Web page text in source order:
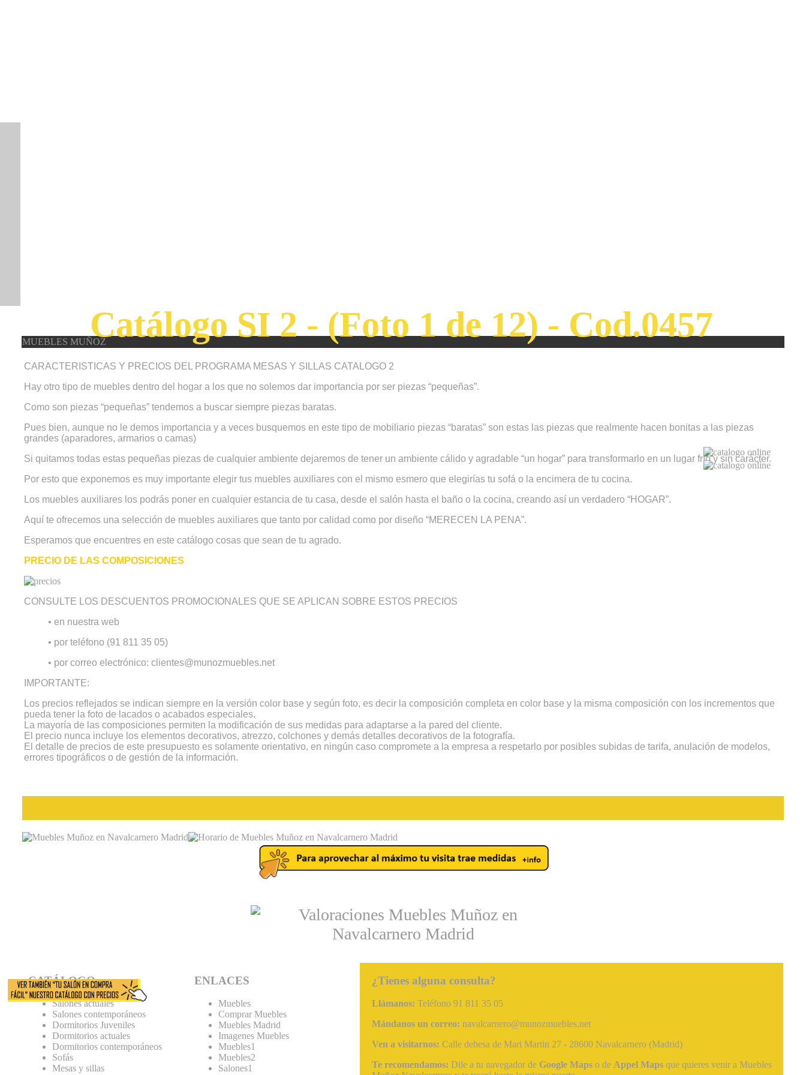
Catálogo SI 2 - (Foto 1 de 12) - Cod.0457
MUEBLES MUÑOZ
CARACTERISTICAS Y PRECIOS DEL PROGRAMA MESAS Y SILLAS CATALOGO 2
Hay otro tipo de muebles dentro del hogar a los que no solemos dar importancia por ser piezas “pequeñas”.
Como son piezas “pequeñas” tendemos a buscar siempre piezas baratas.
Pues bien, aunque no le demos importancia y a veces busquemos en este tipo de mobiliario piezas “baratas” son estas las piezas que realmente hacen bonitas a las piezas
grandes (aparadores, armarios o camas)
Si quitamos todas estas pequeñas piezas de cualquier ambiente dejaremos de tener un ambiente cálido y agradable “un hogar” para transformarlo en un lugar frío y sin carácter.
Por esto que exponemos es muy importante elegir tus muebles auxiliares con el mismo esmero que elegirías tu sofá o la encimera de tu cocina.
Los muebles auxiliares los podrás poner en cualquier estancia de tu casa, desde el salón hasta el baño o la cocina, creando así un verdadero “HOGAR”.
Aquí te ofrecemos una selección de muebles auxiliares que tanto por calidad como por diseño “MERECEN LA PENA”.
Esperamos que encuentres en este catálogo cosas que sean de tu agrado.
PRECIO DE LAS COMPOSICIONES
CONSULTE LOS DESCUENTOS PROMOCIONALES QUE SE APLICAN SOBRE ESTOS PRECIOS
• en nuestra web
• por teléfono (91 811 35 05)
• por correo electrónico: clientes@munozmuebles.net
IMPORTANTE:
Los precios reflejados se indican siempre en la versión color base y según foto, es decir la composición completa en color base y la misma composición con los incrementos que
pueda tener la foto de lacados o acabados especiales.
La mayoría de las composiciones permiten la modificación de sus medidas para adaptarse a la pared del cliente.
El precio nunca incluye los elementos decorativos, atrezzo, colchones y demás detalles decorativos de la fotografía.
El detalle de precios de este presupuesto es solamente orientativo, en ningún caso compromete a la empresa a respetarlo por posibles subidas de tarifa, anulación de modelos,
errores tipográficos o de gestión de la información.
CATÁLOGO
Salones actuales
Salones contemporáneos
Dormitorios Juveniles
Dormitorios actuales
Dormitorios contemporáneos
Sofás
Mesas y sillas
ENLACES
Muebles
Comprar Muebles
Muebles Madrid
Imagenes Muebles
Muebles1
Muebles2
Salones1
¿Tienes alguna consulta?
Llámanos: Teléfono 91 811 35 05
Mándanos un correo: navalcarnero@munozmuebles.net
Ven a visitarnos: Calle dehesa de Mari Martin 27 - 28600 Navalcarnero (Madrid)
Te recomendamos: Dile a tu navegador de Google Maps o de Appel Maps que quieres venir a Muebles